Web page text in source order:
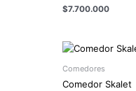
$7.700.000
Comedores
Comedor Skalet